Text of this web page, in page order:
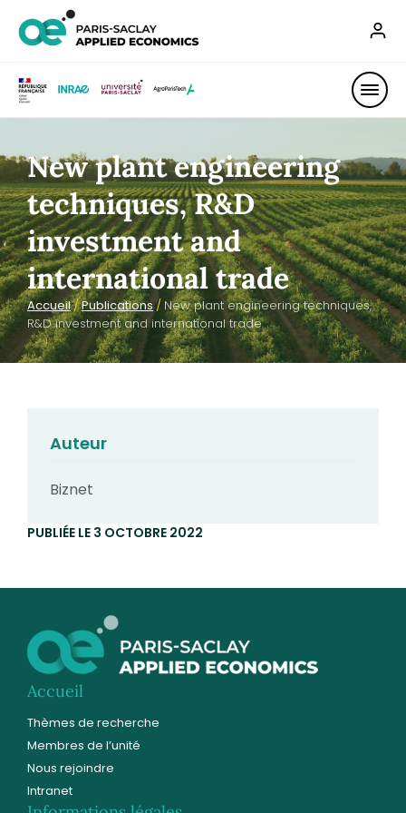
New plant engineering
techniques, R&D
investment and
international trade
Accueil/Publications / New plant engineering techniques,
R&D investment and international trade
Auteur
Biznet
PUBLIÉE LE 3 OCTOBRE 2022
Accueil
Thèmes de recherche
Membres de l’unité
Nous rejoindre
Intranet